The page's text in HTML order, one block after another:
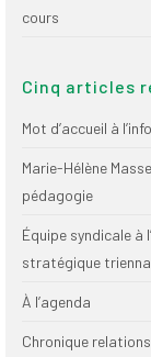
cours
Cinq articles
Mot d’accueil à l’info
Marie-Hélène
pédagogie
Équipe syndicale
stratégique
À l’agenda
Chronique